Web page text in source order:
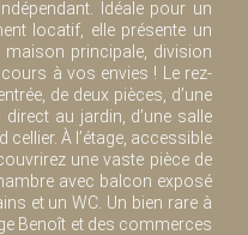
Idéale pour un
locatif, elle présente un
principale, division
à vos envies ! Le rez-
de deux pièces, d’une
au jardin, d’une salle
cellier. À l’étage, accessible
une vaste pièce de
avec balcon exposé
et un WC. Un bien rare à
Benoît et des commerces